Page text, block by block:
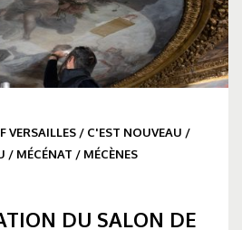
VERSAILLES / C'EST NOUVEAU /
/ MÉCÉNAT / MÉCÈNES
DU SALON DE